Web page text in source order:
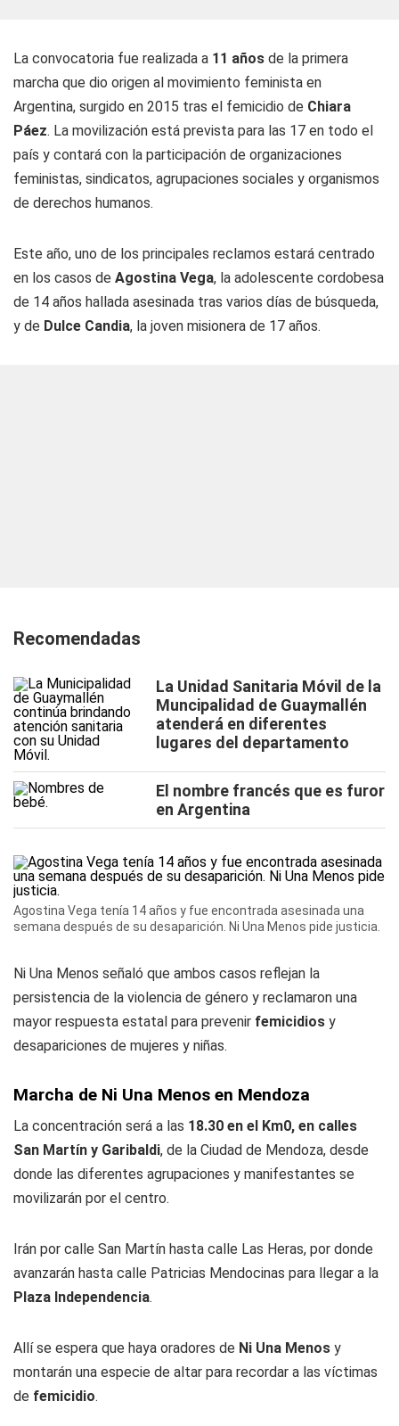
La convocatoria fue realizada a 11 años de la primera
marcha que dio origen al movimiento feminista en
Argentina, surgido en 2015 tras el femicidio de Chiara
Páez. La movilización está prevista para las 17 en todo el
país y contará con la participación de organizaciones
feministas, sindicatos, agrupaciones sociales y organismos
de derechos humanos.
Este año, uno de los principales reclamos estará centrado
en los casos de Agostina Vega, la adolescente cordobesa
de 14 años hallada asesinada tras varios días de búsqueda,
y de Dulce Candia, la joven misionera de 17 años.
Recomendadas
La Unidad Sanitaria Móvil de la
Muncipalidad de Guaymallén
atenderá en diferentes
lugares del departamento
El nombre francés que es furor
en Argentina
Agostina Vega tenía 14 años y fue encontrada asesinada una
semana después de su desaparición. Ni Una Menos pide justicia.
Ni Una Menos señaló que ambos casos reflejan la
persistencia de la violencia de género y reclamaron una
mayor respuesta estatal para prevenir femicidios y
desapariciones de mujeres y niñas.
Marcha de Ni Una Menos en Mendoza
La concentración será a las 18.30 en el Km0, en calles
San Martín y Garibaldi, de la Ciudad de Mendoza, desde
donde las diferentes agrupaciones y manifestantes se
movilizarán por el centro.
Irán por calle San Martín hasta calle Las Heras, por donde
avanzarán hasta calle Patricias Mendocinas para llegar a la
Plaza Independencia.
Allí se espera que haya oradores de Ni Una Menos y
montarán una especie de altar para recordar a las víctimas
de femicidio.